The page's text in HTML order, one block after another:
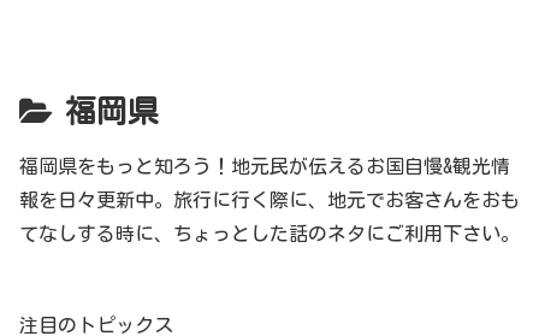
福岡県
福岡県をもっと知ろう！地元民が伝えるお国自慢&観光情
報を日々更新中。旅行に行く際に、地元でお客さんをおも
てなしする時に、ちょっとした話のネタにご利用下さい。
注目のトピックス